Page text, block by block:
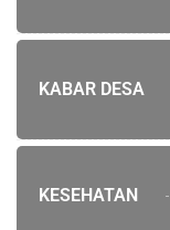
KABAR DESA
KESEHATAN